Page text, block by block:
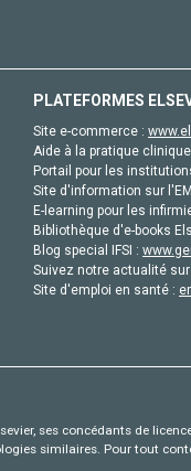
PLATEFORMES
Site e-commerce :
Aide à la pratique
Portail pour les
Site d'information sur
E-learning pour les
Bibliothèque d'e-books
Blog special IFSI :
Suivez notre actualité
Site d'emploi en santé :
ses concédants de
similaires. Pour tout